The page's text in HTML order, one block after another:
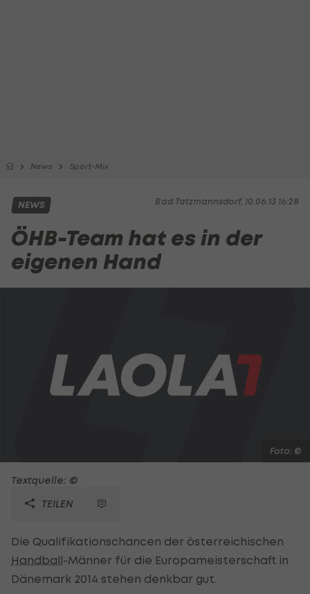
News Sport-Mix
Bad Tatzmannsdorf, 10.06.13 16:28
NEWS
ÖHB-Team hat es in der
eigenen Hand
Foto: ©
Textquelle: ©
TEILEN
Die Qualifikationschancen der österreichischen
Handball-Männer für die Europameisterschaft in
Dänemark 2014 stehen denkbar gut.